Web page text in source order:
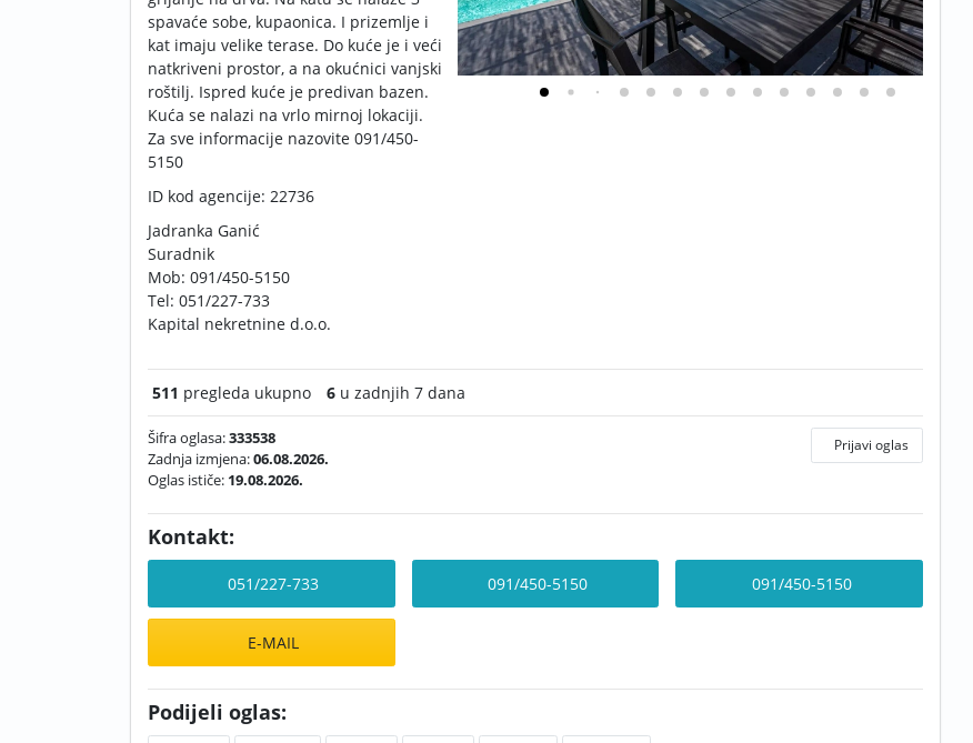
spavaće sobe, kupaonica. I prizemlje i
kat imaju velike terase. Do kuće je i veći
natkriveni prostor, a na okućnici vanjski
roštilj. Ispred kuće je predivan bazen.
Kuća se nalazi na vrlo mirnoj lokaciji.
Za sve informacije nazovite 091/450-
5150
ID kod agencije: 22736
Jadranka Ganić
Suradnik
Mob: 091/450-5150
Tel: 051/227-733
Kapital nekretnine d.o.o.
511 pregleda ukupno 6 u zadnjih 7 dana
Šifra oglasa:333538
Zadnja izmjena:06.08.2026.
Oglas ističe: 19.08.2026.
Prijavi oglas
Kontakt:
051/227-733 091/450-5150 091/450-5150
E-MAIL
Podijeli oglas: